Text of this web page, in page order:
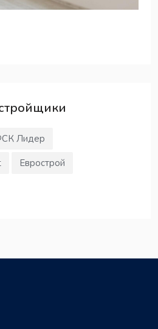
Лидер
Еврострой